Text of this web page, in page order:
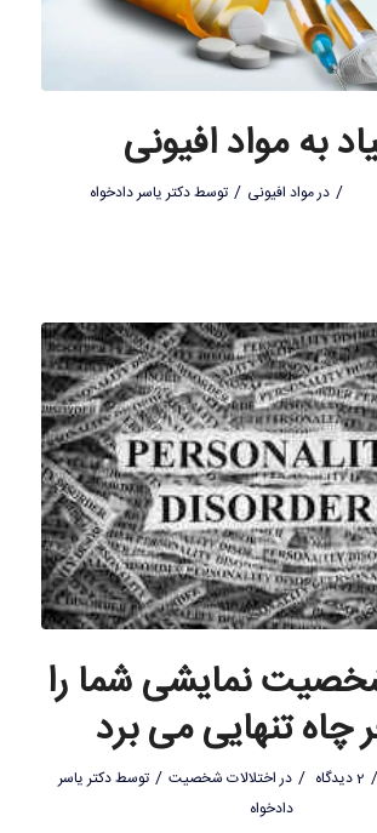
به مواد افیونی
/ درمواد افیونی / توسطدکتر یاسر دادخواه
نمایشی شما را
چاه تنهایی می برد
/ 2 دیدگاه / دراختلالات شخصیت / توسطدکتر یاسر
دادخواه